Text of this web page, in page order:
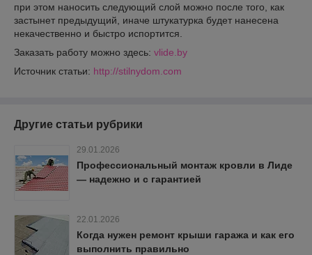
при этом наносить следующий слой можно после того, как
застынет предыдущий, иначе штукатурка будет нанесена
некачественно и быстро испортится.
Заказать работу можно здесь: vlide.by
Источник статьи: http://stilnydom.com
Другие статьи рубрики
29.01.2026
Профессиональный монтаж кровли в Лиде
— надежно и с гарантией
22.01.2026
Когда нужен ремонт крыши гаража и как его
выполнить правильно